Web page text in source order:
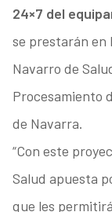
24×7 del
se prestarán en
Navarro de
Procesamiento
de Navarra.
“Con este
Salud apuesta
que les